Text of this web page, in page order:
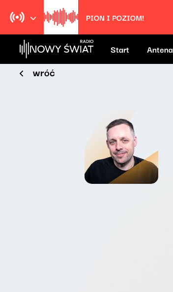
PION I POZIOM!
Start Antena
wróć